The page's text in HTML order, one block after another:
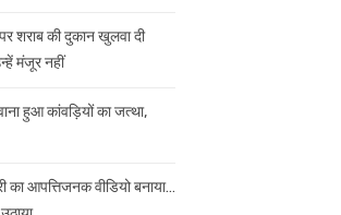
शराब की दुकान खुलवा दी
मंजूर नहीं
हुआ कांवड़ियों का जत्था,
का आपत्तिजनक वीडियो बनाया…